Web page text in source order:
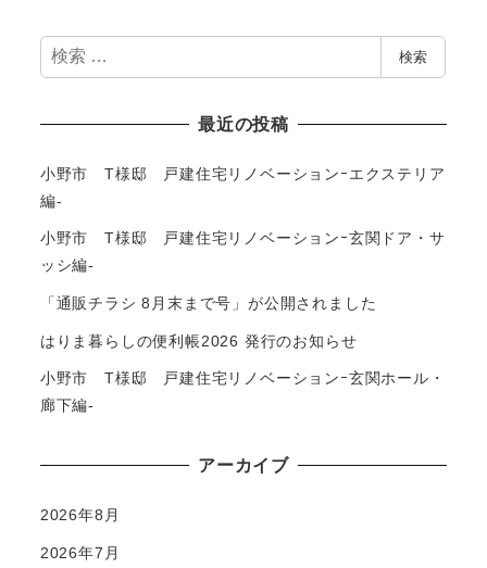
検
索
検索
最近の投稿
小野市 T様邸 戸建住宅リノベーションｰエクステリア
編-
小野市 T様邸 戸建住宅リノベーションｰ玄関ドア・サ
ッシ編-
「通販チラシ 8月末まで号」が公開されました
はりま暮らしの便利帳2026 発行のお知らせ
小野市 T様邸 戸建住宅リノベーションｰ玄関ホール・
廊下編-
アーカイブ
2026年8月
2026年7月